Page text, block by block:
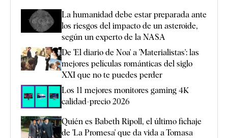
La humanidad debe estar preparada ante
los riesgos del impacto de un asteroide,
según un experto de la NASA
De 'El diario de Noa' a 'Materialistas': las
mejores películas románticas del siglo
XXI que no te puedes perder
Los 11 mejores monitores gaming 4K
calidad-precio 2026
Quién es Babeth Ripoll, el último fichaje
de 'La Promesa' que da vida a Tomasa